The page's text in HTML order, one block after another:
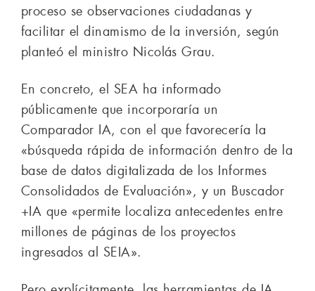
proceso se observaciones ciudadanas y
facilitar el dinamismo de la inversión, según
planteó el ministro Nicolás Grau.
En concreto, el SEA ha informado
públicamente que incorporaría un
Comparador IA, con el que favorecería la
«búsqueda rápida de información dentro de la
base de datos digitalizada de los Informes
Consolidados de Evaluación», y un Buscador
+IA que «permite localiza antecedentes entre
millones de páginas de los proyectos
ingresados al SEIA».